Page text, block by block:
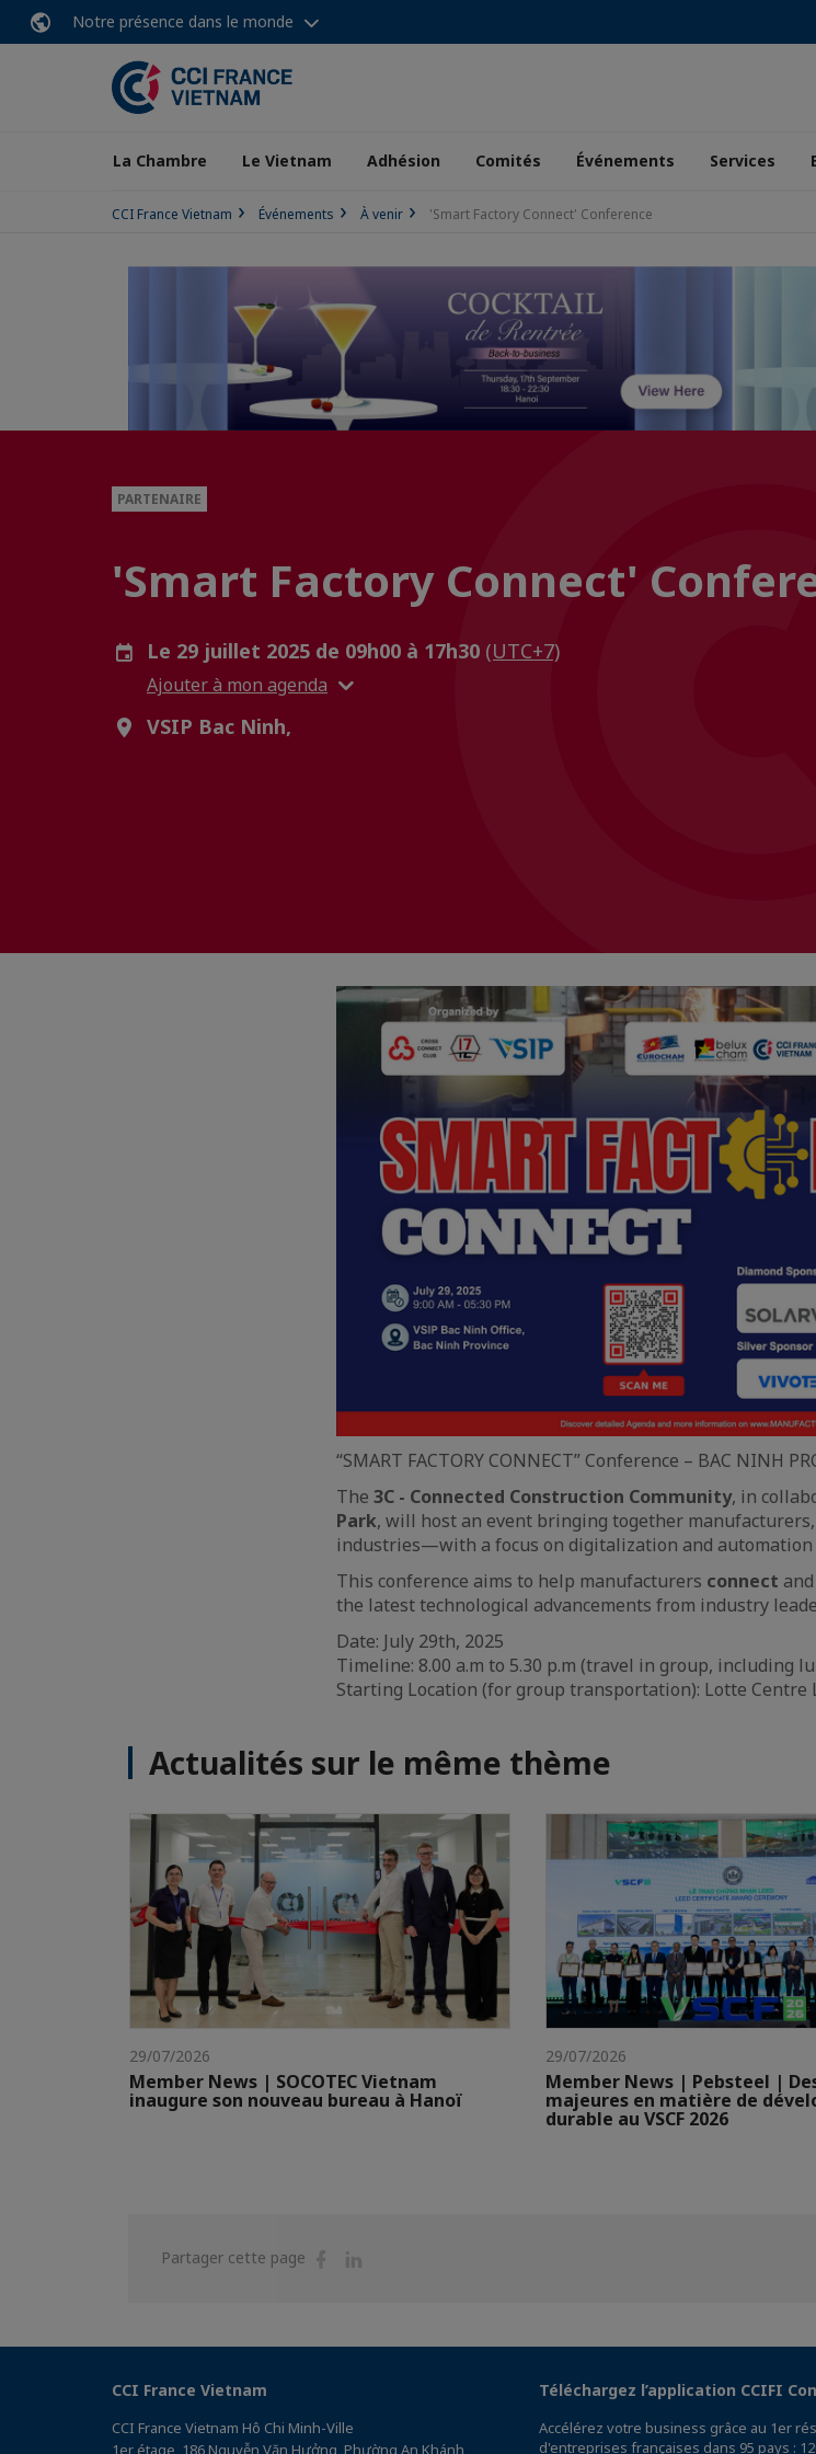
Notre présence dans le monde
La Chambre Le Vietnam Adhésion Comités Événements Services
CCI France Vietnam Événements À venir 'Smart Factory Connect' Conference
PARTENAIRE
'Smart Factory Connect'
Le 29 juillet 2025 de 09h00 à 17h30 (UTC+7)
Ajouter à mon agenda
VSIP Bac Ninh,
“SMART FACTORY CONNECT” Conference – BAC NINH
The 3C - Connected Construction Community, in
Park, will host an event bringing together
industries—with a focus on digitalization and automation
This conference aims to help manufacturers connect and
the latest technological advancements from industry
Date: July 29th, 2025
Timeline: 8.00 a.m to 5.30 p.m (travel in group, including
Starting Location (for group transportation): Lotte Centre
Actualités sur le même thème
29/07/2026
Member News | SOCOTEC Vietnam
inaugure son nouveau bureau à Hanoï
29/07/2026
Member News | Pebsteel |
majeures en matière de
durable au VSCF 2026
Partager cette page
Partager
CCI France Vietnam
CCI France Vietnam Hô Chi Minh-Ville
1er étage, 186 Nguyễn Văn Hưởng, Phường An Khánh
Téléchargez l’application CCIFI
Accélérez votre business grâce au 1er
d'entreprises françaises dans 95 pays :